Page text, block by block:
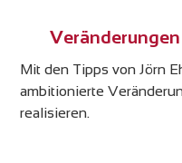
Mit den Tipps von Jörn
ambitionierte
realisieren.